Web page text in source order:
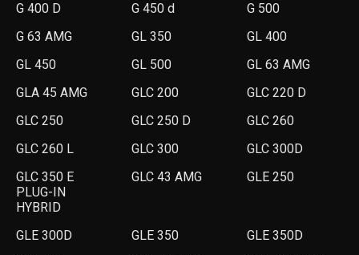
G 400 D
G 450 d
G 500
G 63 AMG
GL 350
GL 400
GL 450
GL 500
GL 63 AMG
GLA 45 AMG
GLC 200
GLC 220 D
GLC 250
GLC 250 D
GLC 260
GLC 260 L
GLC 300
GLC 300D
GLC 350 E
PLUG-IN
HYBRID
GLC 43 AMG GLE 250
GLE 300D GLE 350
GLE 350D